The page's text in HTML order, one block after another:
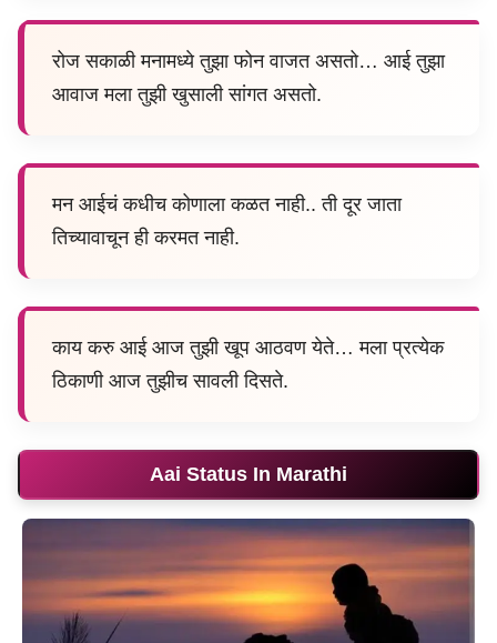
रोज सकाळी मनामध्ये तुझा फोन वाजत असतो… आई तुझा
आवाज मला तुझी खुसाली सांगत असतो.
मन आईचं कधीच कोणाला कळत नाही.. ती दूर जाता
तिच्यावाचून ही करमत नाही.
काय करु आई आज तुझी खूप आठवण येते… मला प्रत्येक
ठिकाणी आज तुझीच सावली दिसते.
Aai Status In Marathi​